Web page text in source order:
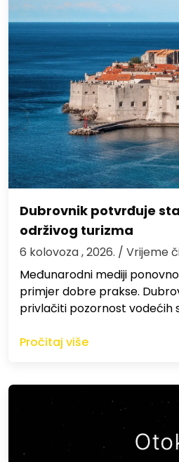
Dubrovnik potvrđuje
održivog turizma
6 kolovoza , 2026. / Vrijeme
Međunarodni mediji
primjer dobre prakse.
privlačiti pozornost vodećih
Pročitaj više